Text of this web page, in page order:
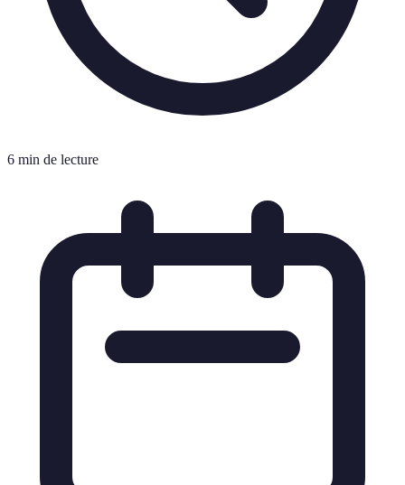
6 min de lecture